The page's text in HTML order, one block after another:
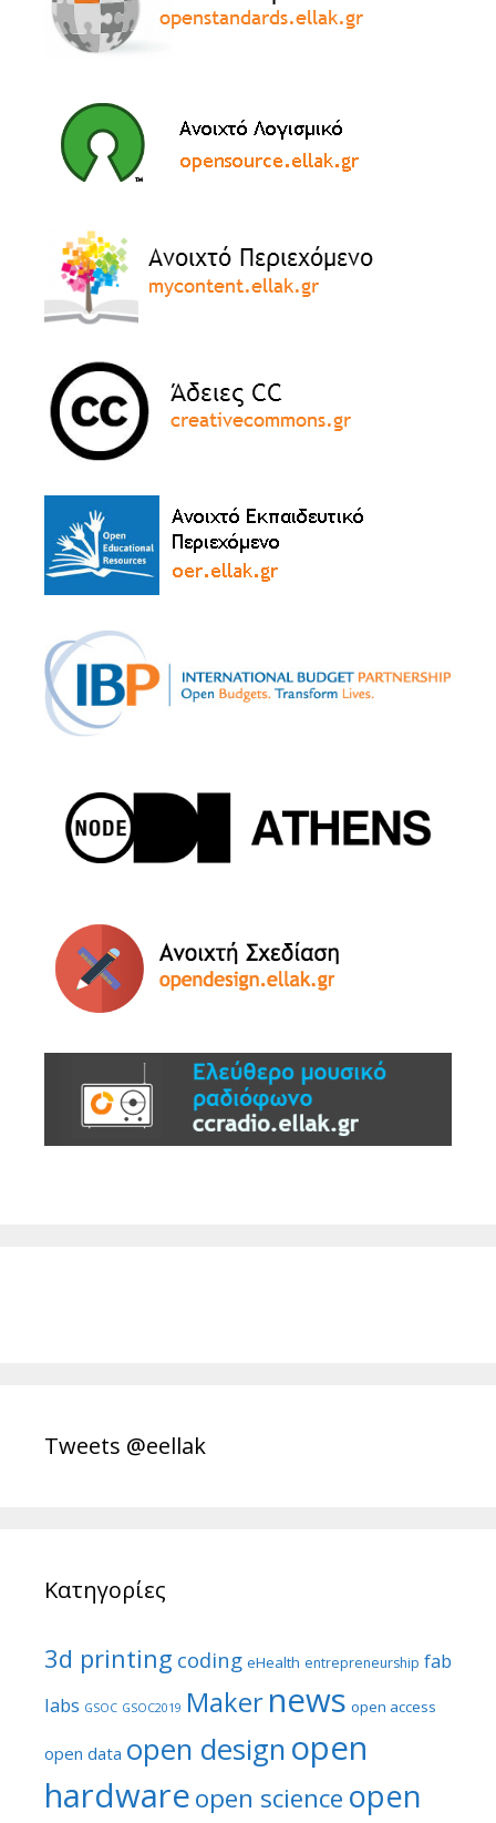
Tweets @eellak
Κατηγορίες
3d printing coding eHealth entrepreneurship fab
labs GSOC GSOC2019 Makernews open access
open data open designopen
hardwareopen science open